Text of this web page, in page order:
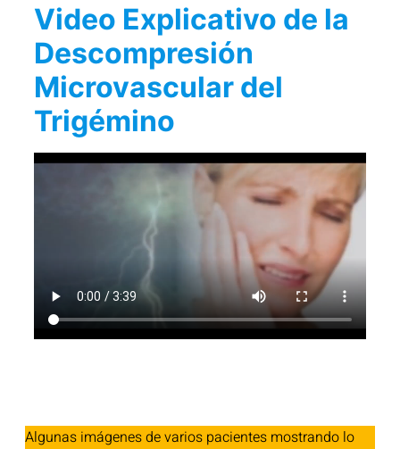
Video Explicativo de la
Descompresión
Microvascular del
Trigémino
Algunas imágenes de varios pacientes mostrando lo